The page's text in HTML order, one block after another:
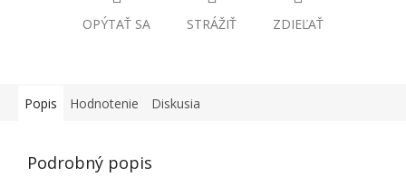
OPÝTAŤ SA STRÁŽIŤ ZDIEĽAŤ
Popis Hodnotenie Diskusia
Podrobný popis